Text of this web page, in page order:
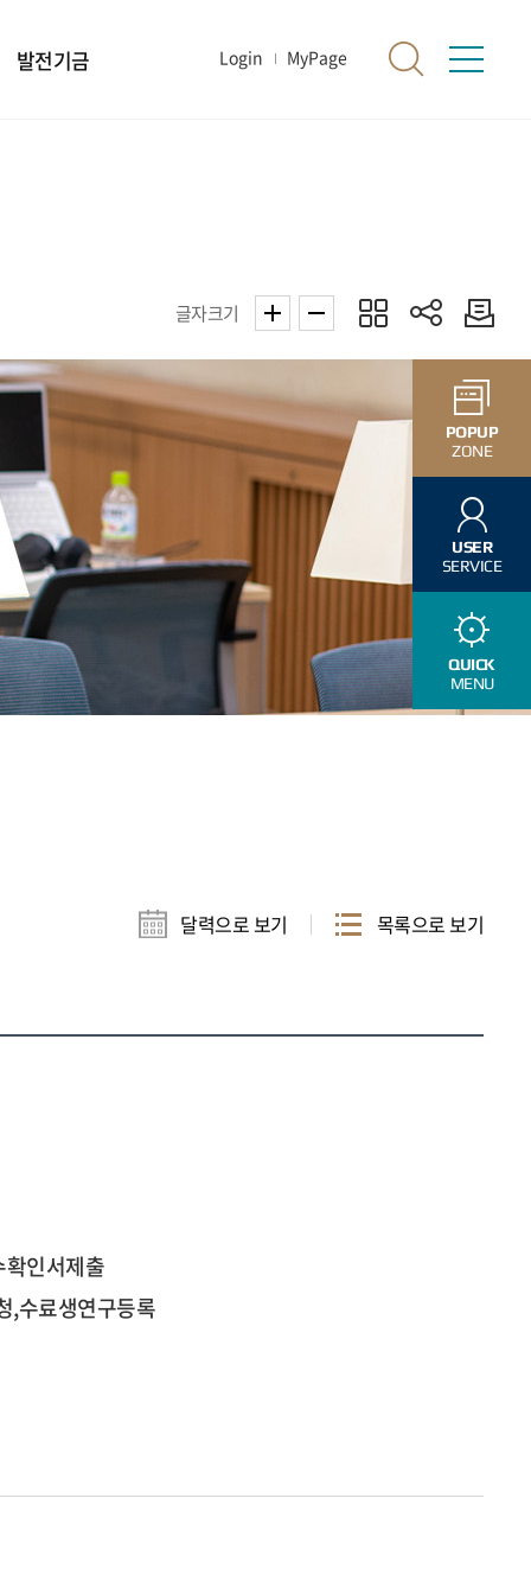
발전기금 Login MyPage
POPUP
ZONE
USER
SERVICE
QUICK
MENU
글자크기
달력으로 보기 목록으로 보기
인서제출
,수료생연구등록